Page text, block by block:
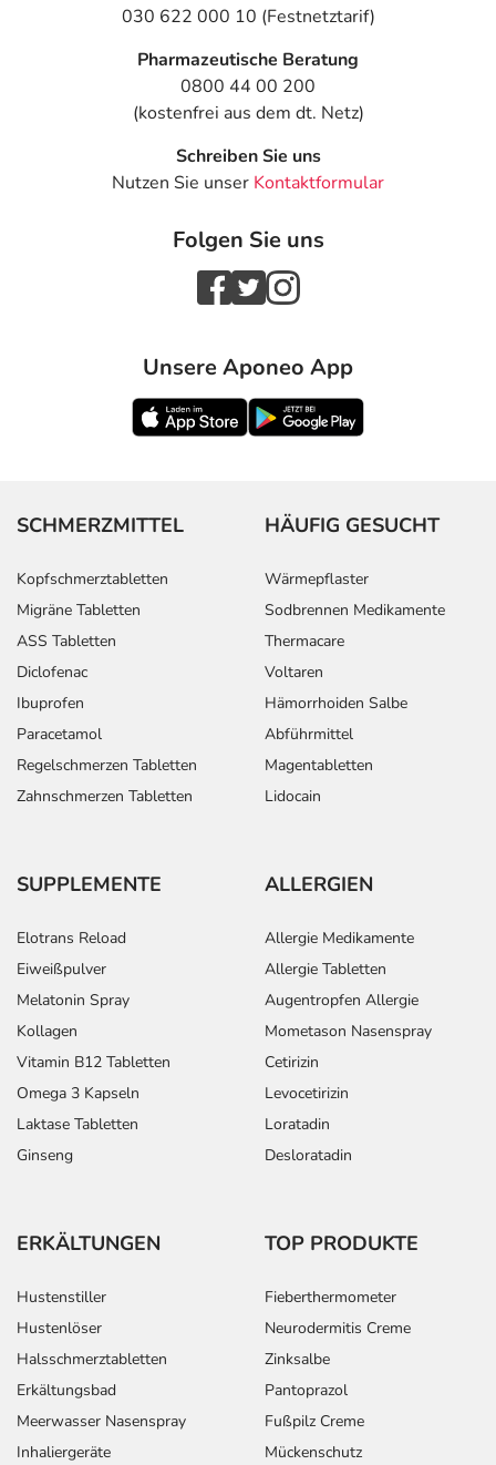
030 622 000 10 (Festnetztarif)
Pharmazeutische Beratung
0800 44 00 200
(kostenfrei aus dem dt. Netz)
Schreiben Sie uns
Nutzen Sie unser Kontaktformular
Folgen Sie uns
Unsere Aponeo App
SCHMERZMITTEL
Kopfschmerztabletten
Migräne Tabletten
ASS Tabletten
Diclofenac
Ibuprofen
Paracetamol
Regelschmerzen Tabletten
Zahnschmerzen Tabletten
HÄUFIG GESUCHT
Wärmepflaster
Sodbrennen Medikamente
Thermacare
Voltaren
Hämorrhoiden Salbe
Abführmittel
Magentabletten
Lidocain
SUPPLEMENTE
Elotrans Reload
Eiweißpulver
Melatonin Spray
Kollagen
Vitamin B12 Tabletten
Omega 3 Kapseln
Laktase Tabletten
Ginseng
ALLERGIEN
Allergie Medikamente
Allergie Tabletten
Augentropfen Allergie
Mometason Nasenspray
Cetirizin
Levocetirizin
Loratadin
Desloratadin
ERKÄLTUNGEN
Hustenstiller
Hustenlöser
Halsschmerztabletten
Erkältungsbad
Meerwasser Nasenspray
Inhaliergeräte
TOP PRODUKTE
Fieberthermometer
Neurodermitis Creme
Zinksalbe
Pantoprazol
Fußpilz Creme
Mückenschutz